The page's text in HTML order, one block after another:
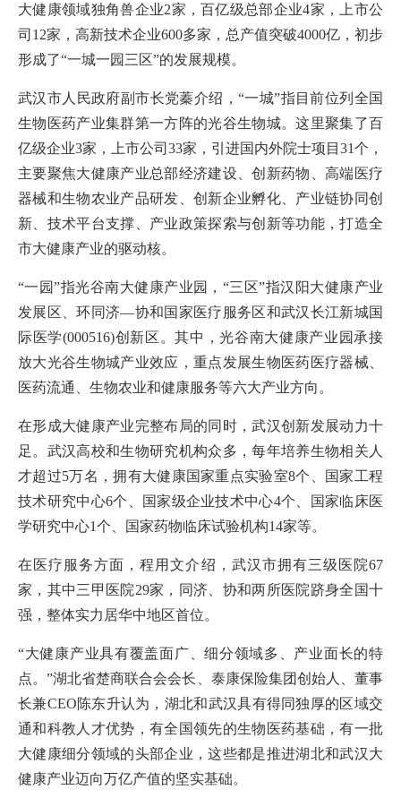
大健康领域独角兽企业2家，百亿级总部企业4家，上市公
司12家，高新技术企业600多家，总产值突破4000亿，初步
形成了“一城一园三区”的发展规模。
武汉市人民政府副市长党蓁介绍，“一城”指目前位列全国
生物医药产业集群第一方阵的光谷生物城。这里聚集了百
亿级企业3家，上市公司33家，引进国内外院士项目31个，
主要聚焦大健康产业总部经济建设、创新药物、高端医疗
器械和生物农业产品研发、创新企业孵化、产业链协同创
新、技术平台支撑、产业政策探索与创新等功能，打造全
市大健康产业的驱动核。
“一园”指光谷南大健康产业园，“三区”指汉阳大健康产业
发展区、环同济—协和国家医疗服务区和武汉长江新城国
际医学(000516)创新区。其中，光谷南大健康产业园承接
放大光谷生物城产业效应，重点发展生物医药医疗器械、
医药流通、生物农业和健康服务等六大产业方向。
在形成大健康产业完整布局的同时，武汉创新发展动力十
足。武汉高校和生物研究机构众多，每年培养生物相关人
才超过5万名，拥有大健康国家重点实验室8个、国家工程
技术研究中心6个、国家级企业技术中心4个、国家临床医
学研究中心1个、国家药物临床试验机构14家等。
在医疗服务方面，程用文介绍，武汉市拥有三级医院67
家，其中三甲医院29家，同济、协和两所医院跻身全国十
强，整体实力居华中地区首位。
“大健康产业具有覆盖面广、细分领域多、产业面长的特
点。”湖北省楚商联合会会长、泰康保险集团创始人、董事
长兼CEO陈东升认为，湖北和武汉具有得同独厚的区域交
通和科教人才优势，有全国领先的生物医药基础，有一批
大健康细分领域的头部企业，这些都是推进湖北和武汉大
健康产业迈向万亿产值的坚实基础。